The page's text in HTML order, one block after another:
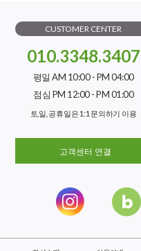
CUSTOMER CENTER
010.3348.3407
평일 AM 10:00 - PM 04:00
점심 PM 12:00 - PM 01:00
토,일, 공휴일은 1:1 문의하기 이용
고객센터 연결